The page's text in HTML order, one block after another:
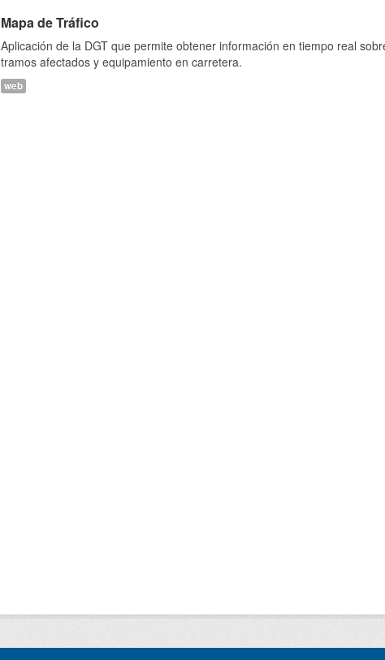
Mapa de Tráfico
Aplicación de la DGT que permite obtener información en tiempo real
tramos afectados y equipamiento en carretera.
web